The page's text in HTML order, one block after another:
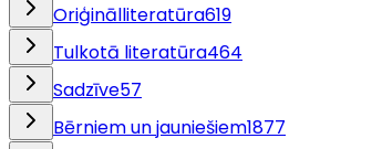
Oriģinālliteratūra619
Tulkotā literatūra464
Sadzīve57
Bērniem un jauniešiem1877